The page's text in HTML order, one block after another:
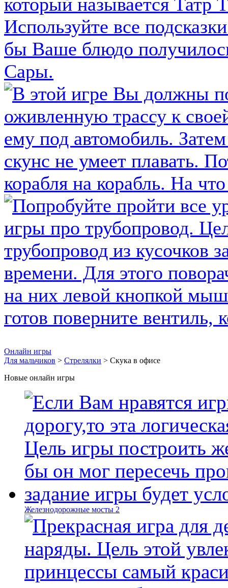
Онлайн игры
Для мальчиков > Стрелялки > Скука в офисе
Новые онлайн игры
Железнодорожные мосты 2